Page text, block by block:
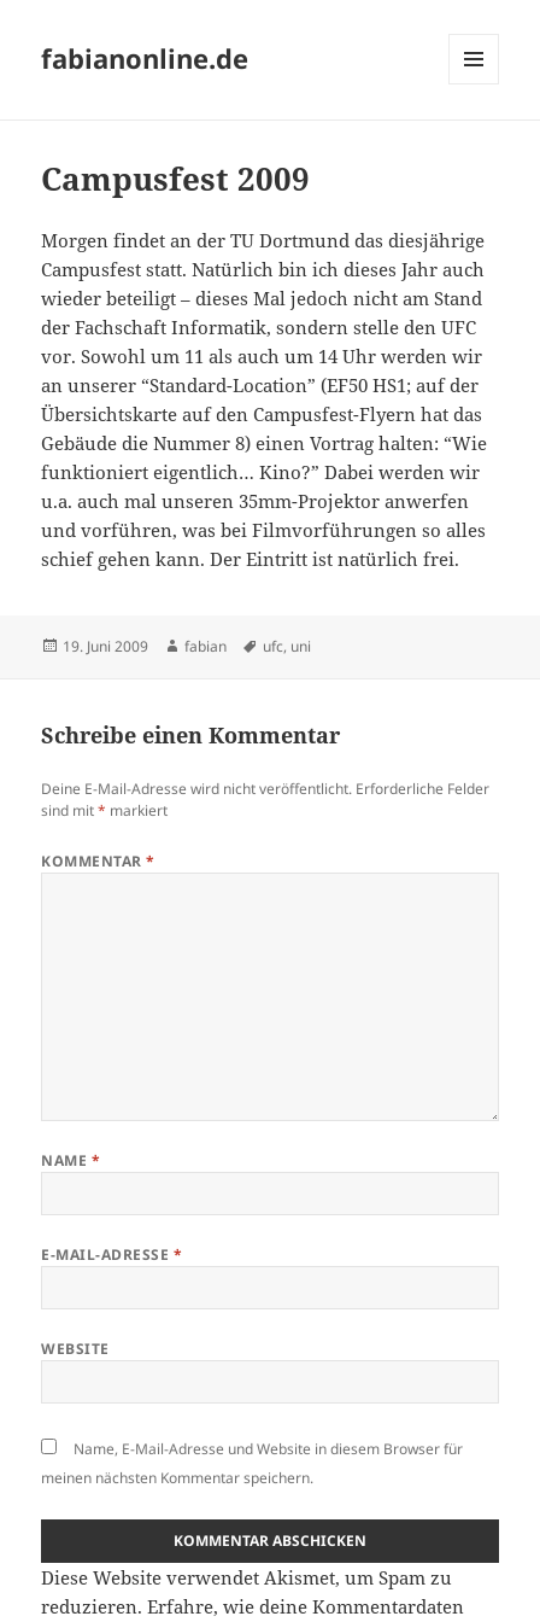
fabianonline.de
Campusfest 2009
Morgen findet an der TU Dortmund das diesjährige
Campusfest statt. Natürlich bin ich dieses Jahr auch
wieder beteiligt – dieses Mal jedoch nicht am Stand
der Fachschaft Informatik, sondern stelle den UFC
vor. Sowohl um 11 als auch um 14 Uhr werden wir
an unserer “Standard-Location” (EF50 HS1; auf der
Übersichtskarte auf den Campusfest-Flyern hat das
Gebäude die Nummer 8) einen Vortrag halten: “Wie
funktioniert eigentlich… Kino?” Dabei werden wir
u.a. auch mal unseren 35mm-Projektor anwerfen
und vorführen, was bei Filmvorführungen so alles
schief gehen kann. Der Eintritt ist natürlich frei.
Veröffentlicht
19. Juni 2009 Autor
fabian Schlagwörter
ufc, uni
Schreibe einen Kommentar
Deine E-Mail-Adresse wird nicht veröffentlicht. Erforderliche Felder
sind mit* markiert
KOMMENTAR*
NAME *
E-MAIL-ADRESSE *
WEBSITE
Name, E-Mail-Adresse und Website in diesem Browser für
meinen nächsten Kommentar speichern.
Diese Website verwendet Akismet, um Spam zu
reduzieren.Erfahre, wie deine Kommentardaten